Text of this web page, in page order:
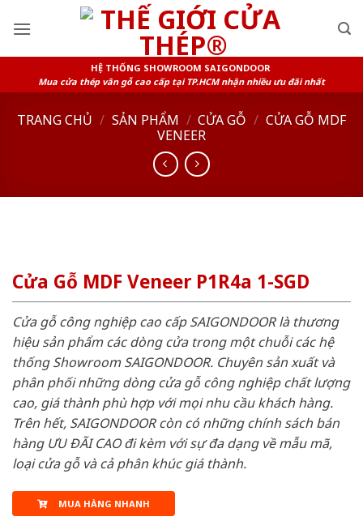
HỆ THỐNG SHOWROOM SAIGONDOOR
Mua cửa thép vân gỗ cao cấp tại TP.HCM nhận nhiều ưu đãi nhất
TRANG CHỦ / SẢN PHẨM / CỬA GỖ / CỬA GỖ MDF
VENEER
Cửa Gỗ MDF Veneer P1R4a 1-SGD
Cửa gỗ công nghiệp cao cấp SAIGONDOOR là thương
hiệu sản phẩm các dòng cửa trong một chuỗi các hệ
thống Showroom SAIGONDOOR. Chuyên sản xuất và
phân phối những dòng cửa gỗ công nghiệp chất lượng
cao, giá thành phù hợp với mọi nhu cầu khách hàng.
Trên hết, SAIGONDOOR còn có những chính sách bán
hàng ƯU ĐÃI CAO đi kèm với sự đa dạng về mẫu mã,
loại cửa gỗ và cả phân khúc giá thành.
MUA HÀNG NHANH